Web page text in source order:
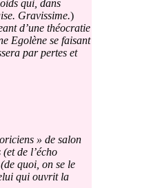
qui, dans
Gravissime.)
d’une théocratie
Egolène se faisant
par pertes et
» de salon
de l’écho
quoi, on se le
qui ouvrit la